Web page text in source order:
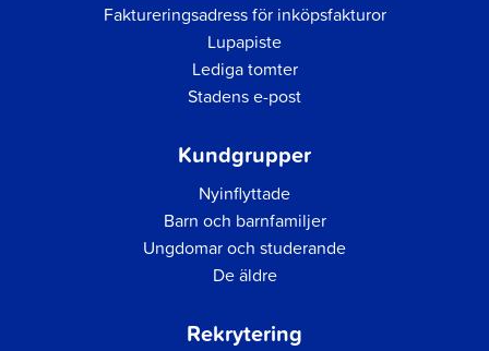
Faktureringsadress för inköpsfakturor
Lupapiste
Lediga tomter
Stadens e-post
Kundgrupper
Nyinflyttade
Barn och barnfamiljer
Ungdomar och studerande
De äldre
Rekrytering